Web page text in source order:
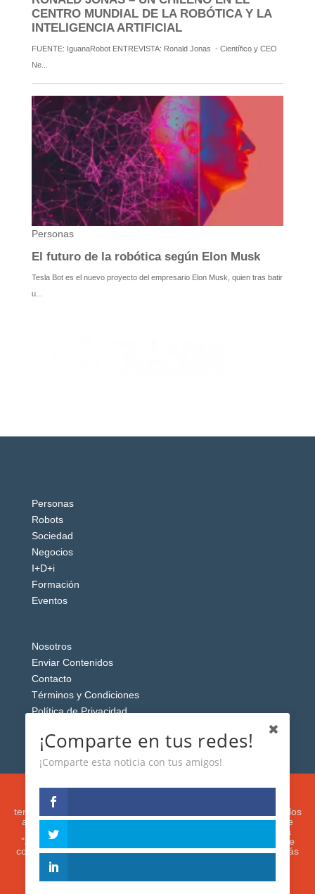
Personas
Robots
Sociedad
Negocios
I+D+i
Formación
Eventos
Nosotros
Enviar Contenidos
Contacto
Términos y Condiciones
Política de Privacidad
reservados.
Esta web usa cookies analíticas y publicitarias (propias y de
terceros) para analizar el tráfico y personalizar el contenido y los
anuncios que le mostremos de acuerdo con su navegación e
intereses, buscando así mejorar su experiencia. Si presiona
"Aceptar" o continúa navegando, acepta su utilización. Puede
configurar o rechazar su uso presionando "Configuración". Más
¡Comparte en tus redes!
¡Comparte esta noticia con tus amigos!